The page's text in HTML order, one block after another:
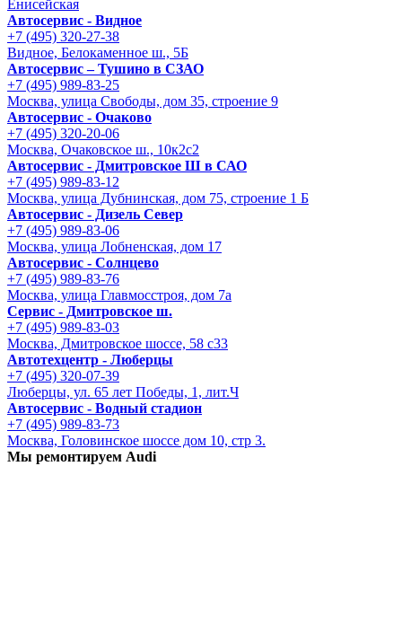
Енисейская
Автосервис - Видное
+7 (495) 320-27-38
Видное, Белокаменное ш., 5Б
Автосервис – Тушино в СЗАО
+7 (495) 989-83-25
Москва, улица Свободы, дом 35, строение 9
Автосервис - Очаково
+7 (495) 320-20-06
Москва, Очаковское ш., 10к2с2
Автосервис - Дмитровское Ш в САО
+7 (495) 989-83-12
Москва, улица Дубнинская, дом 75, строение 1 Б
Автосервис - Дизель Север
+7 (495) 989-83-06
Москва, улица Лобненская, дом 17
Автосервис - Солнцево
+7 (495) 989-83-76
Москва, улица Главмосстроя, дом 7а
Сервис - Дмитровское ш.
+7 (495) 989-83-03
Москва, Дмитровское шоссе, 58 с33
Автотехцентр - Люберцы
+7 (495) 320-07-39
Люберцы, ул. 65 лет Победы, 1, лит.Ч
Автосервис - Водный стадион
+7 (495) 989-83-73
Москва, Головинское шоссе дом 10, стр 3.
Мы ремонтируем Audi